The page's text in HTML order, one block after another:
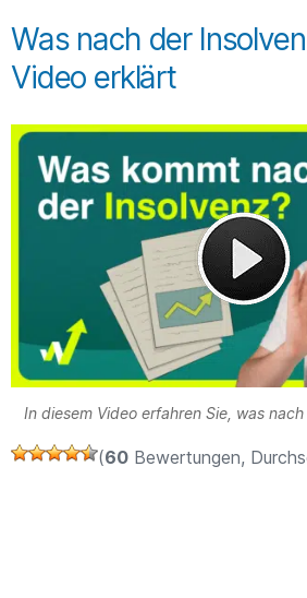
Was nach der
Video erklärt
In diesem Video erfahren Sie, was
(60 Bewertungen,